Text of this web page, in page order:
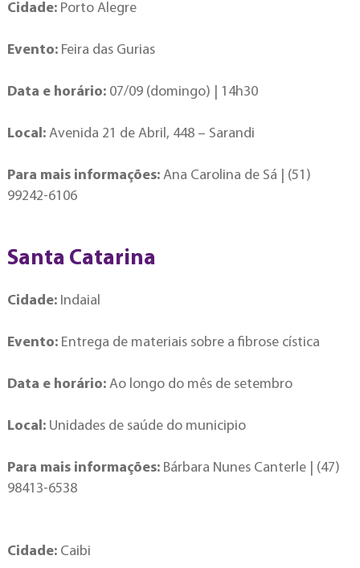
Cidade: Porto Alegre
Evento: Feira das Gurias
Data e horário: 07/09 (domingo) | 14h30
Local: Avenida 21 de Abril, 448 – Sarandi
Para mais informações: Ana Carolina de Sá | (51)
99242-6106
Santa Catarina
Cidade: Indaial
Evento: Entrega de materiais sobre a fibrose cística
Data e horário: Ao longo do mês de setembro
Local: Unidades de saúde do municipio
Para mais informações: Bárbara Nunes Canterle | (47)
98413-6538
Cidade: Caibi